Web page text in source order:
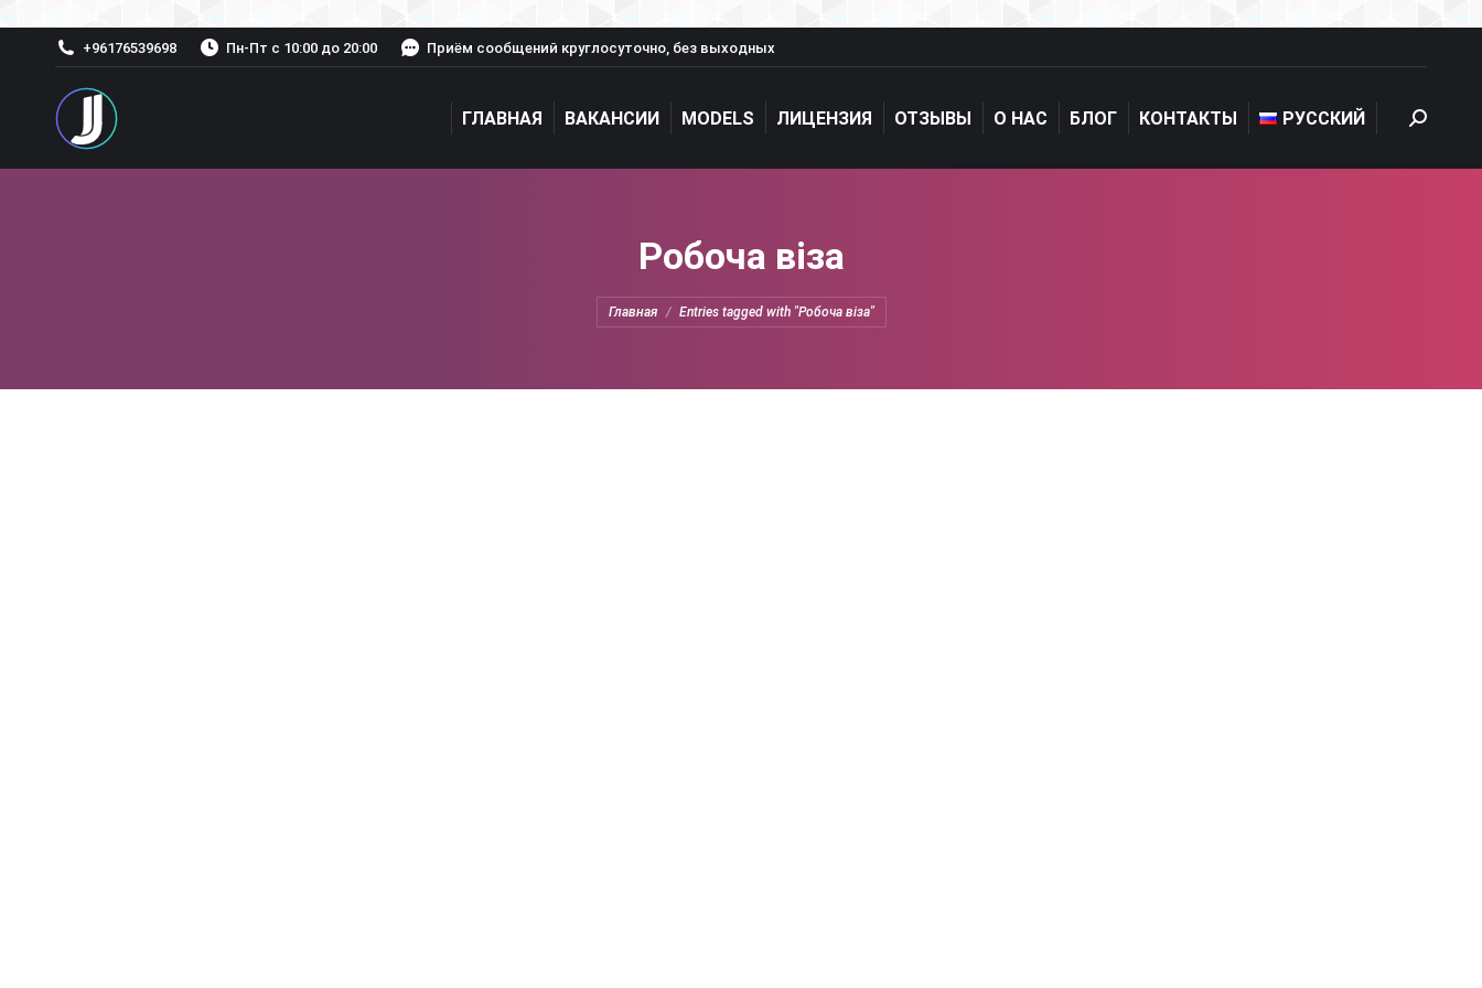
+96176539698 Пн-Пт с 10:00 до 20:00 Приём сообщений круглосуточно, без выходных
ГЛАВНАЯ ВАКАНСИИ MODELS ЛИЦЕНЗИЯ ОТЗЫВЫ О НАС БЛОГ КОНТАКТЫ РУССКИЙ Search:
Робоча віза
You are here:
Главная Entries tagged with "Робоча віза"